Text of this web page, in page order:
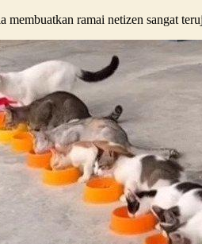
ramai netizen sangat